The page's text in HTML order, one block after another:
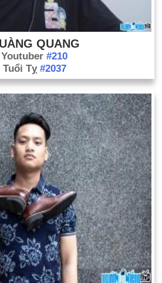
QUANG
Youtuber #210
Tuổi Tỵ #2037